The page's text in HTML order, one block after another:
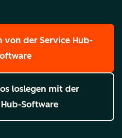
von der Service Hub-
loslegen mit der
Software